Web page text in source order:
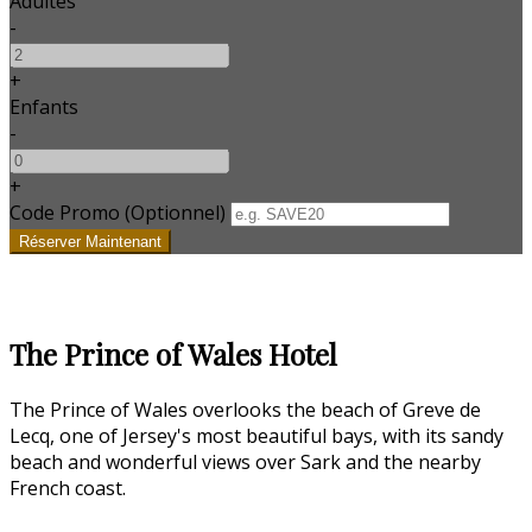
-
+
Enfants
-
+
Code Promo (Optionnel)
The Prince of Wales Hotel
The Prince of Wales overlooks the beach of Greve de
Lecq, one of Jersey's most beautiful bays, with its sandy
beach and wonderful views over Sark and the nearby
French coast.